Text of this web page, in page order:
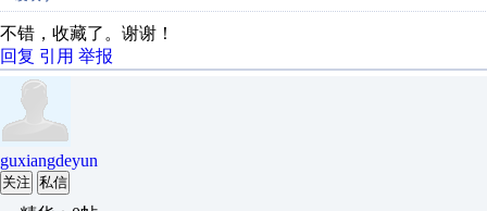
不错，收藏了。谢谢！
回复 引用 举报
guxiangdeyun
关注 私信